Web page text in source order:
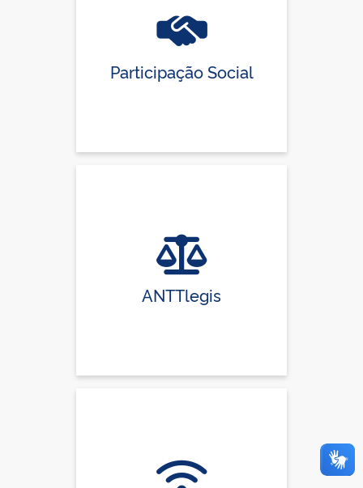
Participação Social
ANTTlegis